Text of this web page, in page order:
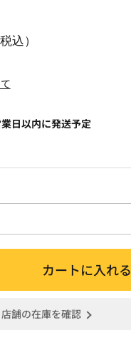
込）
日以内に発送予定
カートに入れる
店舗の在庫を確認